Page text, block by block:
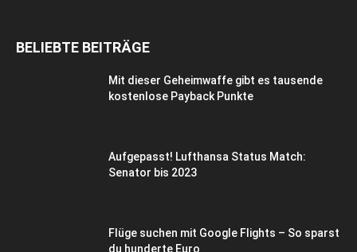
BELIEBTE BEITRÄGE
Mit dieser Geheimwaffe gibt es tausende
kostenlose Payback Punkte
Aufgepasst! Lufthansa Status Match:
Senator bis 2023
Flüge suchen mit Google Flights – So sparst
du hunderte Euro